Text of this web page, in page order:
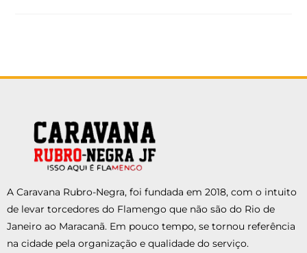
A Caravana Rubro-Negra, foi fundada em 2018, com o intuito
de levar torcedores do Flamengo que não são do Rio de
Janeiro ao Maracanã. Em pouco tempo, se tornou referência
na cidade pela organização e qualidade do serviço.